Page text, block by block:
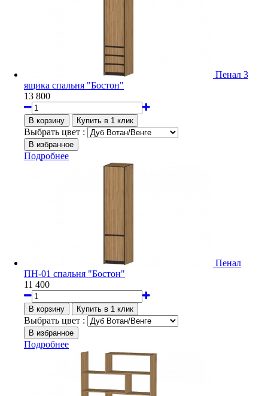
Пенал 3
ящика спальня "Бостон"
13 800
Выбрать цвет :
Подробнее
Пенал
ПН-01 спальня "Бостон"
11 400
Выбрать цвет :
Подробнее